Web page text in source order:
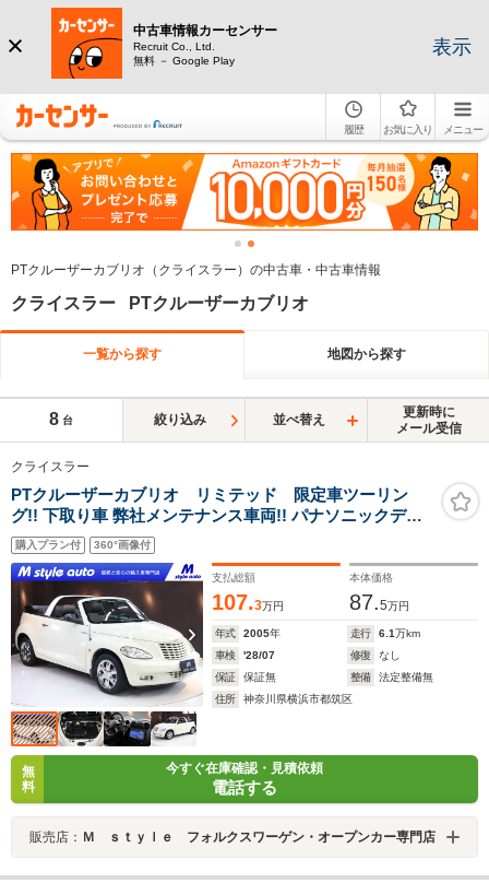
中古車情報カーセンサー
Recruit Co., Ltd.
無料 － Google Play
表示
履歴 お気に入り メニュー
PTクルーザーカブリオ（クライスラー）の中古車・中古車情報
クライスラー PTクルーザーカブリオ
一覧から探す 地図から探す
8 台 絞り込み 並べ替え
更新時に
メール受信
クライスラー
PTクルーザーカブリオ リミテッド 限定車ツーリン
グ!! 下取り車 弊社メンテナンス車両!! パナソニックディ
スプレーナビ&バックカメラ付き HIDキセノン オートク
ルーズコントロール メッキアルミホイール 電動オープン
禁煙 整備点検記録付き!!
購入プラン付 360°画像付
支払総額
107.3万円
本体価格
87.5万円
年式 2005年 走行 6.1万km
車検
'28/07 修復
なし
保証
保証無 整備
法定整備無
住所
神奈川県横浜市都筑区
無
料
今すぐ在庫確認・見積依頼
電話する
販売店： Ｍ ｓｔｙｌｅ フォルクスワーゲン・オープンカー専門店